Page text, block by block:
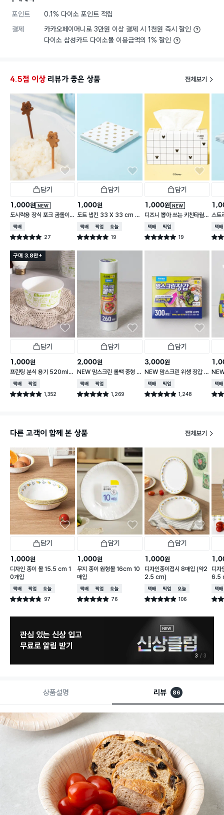
포인트
0.1% 다이소 포인트 적립
결제
카카오페이머니로 3만원 이상 결제 시 1천원 즉시 할인
다이소 삼성카드 다이소몰 이용금액의 1% 할인
4.5점 이상 리뷰가 좋은 상품 전체보기
담기
NEW
1,000원
도시락용 장식 포크 곰돌이 1
0개입
택배배송
별점 5.0점 27
건 작성
담기
1,000원
도트 냅킨 33 X 33 cm 1
5매입
택배배송매장픽업오늘배송
별점 5.0점 19
건 작성
담기
NEW
1,000원
디즈니 뽑아 쓰는 키친타월
2겹 150매입 체크
택배배송매장픽업
별점 5.0점 19
건 작성
스트
cm
택배
별점
구매 3.8만+
담기
1,000원
프린팅 분식 용기 520ml 1
8개입
택배배송매장픽업
별점 4.9점 1,352
건 작성
담기
2,000원
NEW 맘스크린 롤백 중형 2
60매입
택배배송매장픽업
별점 4.9점 1,269
건 작성
담기
3,000원
NEW 맘스크린 위생 장갑 3
00매입
택배배송매장픽업
별점 4.9점 1,248
건 작성
택배
별점
다른 고객이 함께 본 상품 전체보기
담기
1,000원
디자인 종이 볼 15.5 cm 1
0개입
택배배송매장픽업오늘배송
별점 4.8점 97
건 작성
담기
1,000원
무지 종이 원형볼 16cm 10
매입
택배배송매장픽업오늘배송
별점 4.9점 76
건 작성
담기
1,000원
디자인종이접시 8매입 (약2
2.5 cm)
택배배송매장픽업오늘배송
별점 4.9점 106
건 작성
디자
6.5
택배
별점
늦으면 품절 주의
8월 신상 예고
1 3
상품설명 리뷰 86